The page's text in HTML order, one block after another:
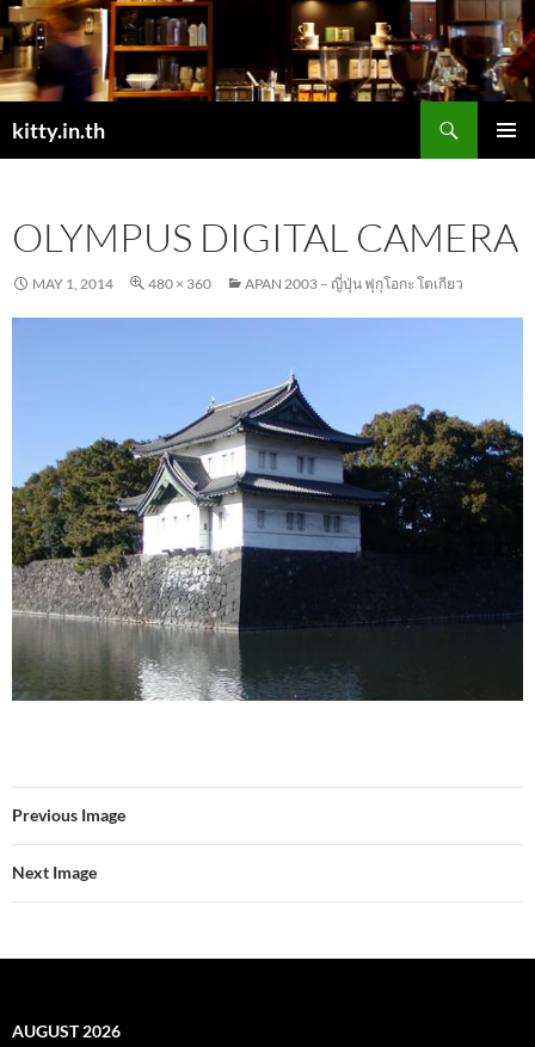
Skip
to
content
kitty.in.th
OLYMPUS DIGITAL CAMERA
MAY 1, 2014 480 × 360 APAN 2003 – ญี่ปุ่น ฟุกุโอกะ โตเกียว
Previous Image
Next Image
AUGUST 2026